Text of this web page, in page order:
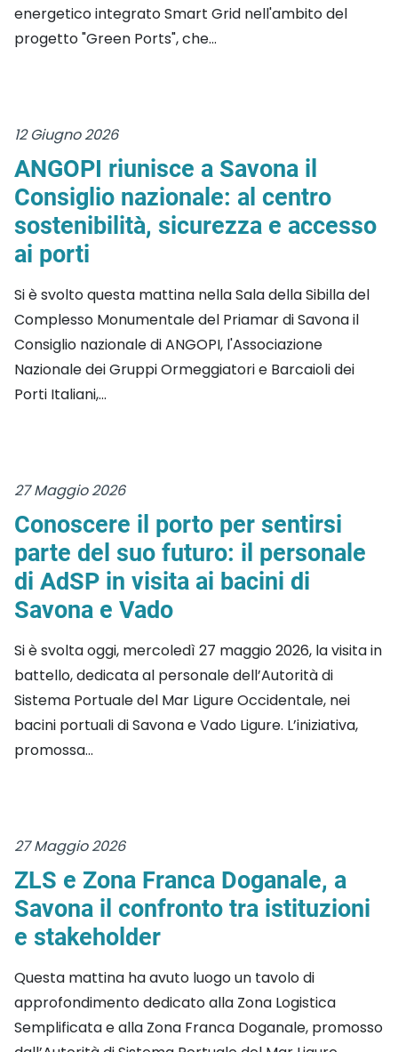
energetico integrato Smart Grid nell'ambito del
progetto "Green Ports", che...
12 Giugno 2026
ANGOPI riunisce a Savona il
Consiglio nazionale: al centro
sostenibilità, sicurezza e accesso
ai porti
Si è svolto questa mattina nella Sala della Sibilla del
Complesso Monumentale del Priamar di Savona il
Consiglio nazionale di ANGOPI, l'Associazione
Nazionale dei Gruppi Ormeggiatori e Barcaioli dei
Porti Italiani,...
27 Maggio 2026
Conoscere il porto per sentirsi
parte del suo futuro: il personale
di AdSP in visita ai bacini di
Savona e Vado
Si è svolta oggi, mercoledì 27 maggio 2026, la visita in
battello, dedicata al personale dell’Autorità di
Sistema Portuale del Mar Ligure Occidentale, nei
bacini portuali di Savona e Vado Ligure. L’iniziativa,
promossa...
27 Maggio 2026
ZLS e Zona Franca Doganale, a
Savona il confronto tra istituzioni
e stakeholder
Questa mattina ha avuto luogo un tavolo di
approfondimento dedicato alla Zona Logistica
Semplificata e alla Zona Franca Doganale, promosso